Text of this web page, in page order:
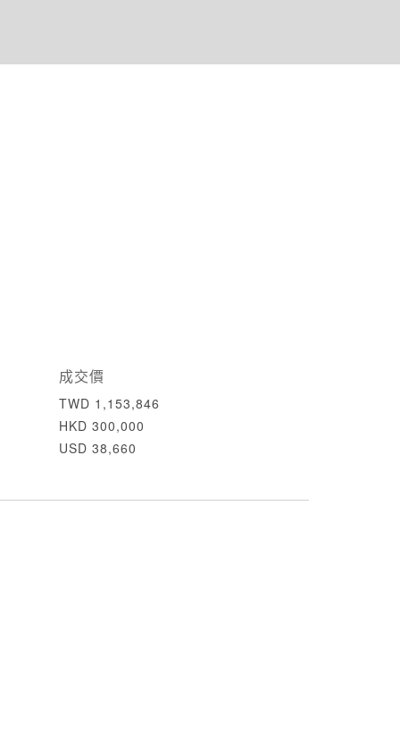
成交價
TWD 1,153,846
HKD 300,000
USD 38,660